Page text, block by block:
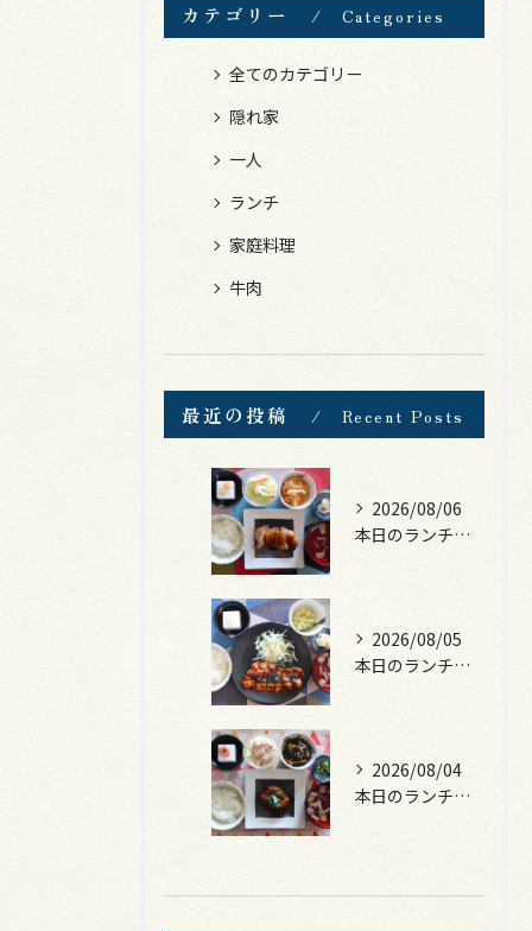
カテゴリー Categories
全てのカテゴリー
隠れ家
一人
ランチ
家庭料理
牛肉
最近の投稿 Recent Posts
2026/08/06
本日のランチは、照焼きチキン！
2026/08/05
本日のランチは、ロース豚カツ梅はさみ！
2026/08/04
本日のランチは、煮込みハンバーグ！